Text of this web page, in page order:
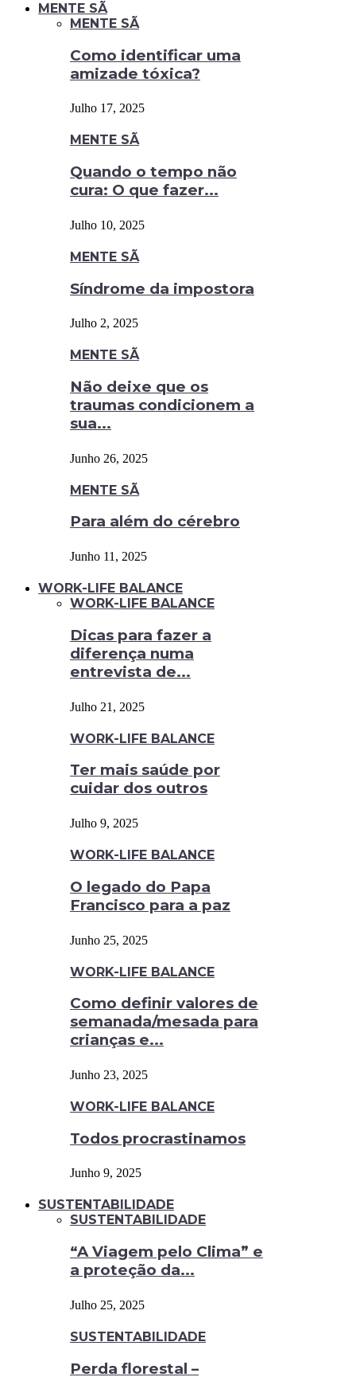
MENTE SÃ
MENTE SÃ
Como identificar uma
amizade tóxica?
Julho 17, 2025
MENTE SÃ
Quando o tempo não
cura: O que fazer...
Julho 10, 2025
MENTE SÃ
Síndrome da impostora
Julho 2, 2025
MENTE SÃ
Não deixe que os
traumas condicionem a
sua...
Junho 26, 2025
MENTE SÃ
Para além do cérebro
Junho 11, 2025
WORK-LIFE BALANCE
WORK-LIFE BALANCE
Dicas para fazer a
diferença numa
entrevista de...
Julho 21, 2025
WORK-LIFE BALANCE
Ter mais saúde por
cuidar dos outros
Julho 9, 2025
WORK-LIFE BALANCE
O legado do Papa
Francisco para a paz
Junho 25, 2025
WORK-LIFE BALANCE
Como definir valores de
semanada/mesada para
crianças e...
Junho 23, 2025
WORK-LIFE BALANCE
Todos procrastinamos
Junho 9, 2025
SUSTENTABILIDADE
SUSTENTABILIDADE
“A Viagem pelo Clima” e
a proteção da...
Julho 25, 2025
SUSTENTABILIDADE
Perda florestal –